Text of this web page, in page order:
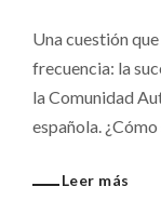
Una cuestión
frecuencia: la
la Comunidad
española. ¿Cómo
Leer más